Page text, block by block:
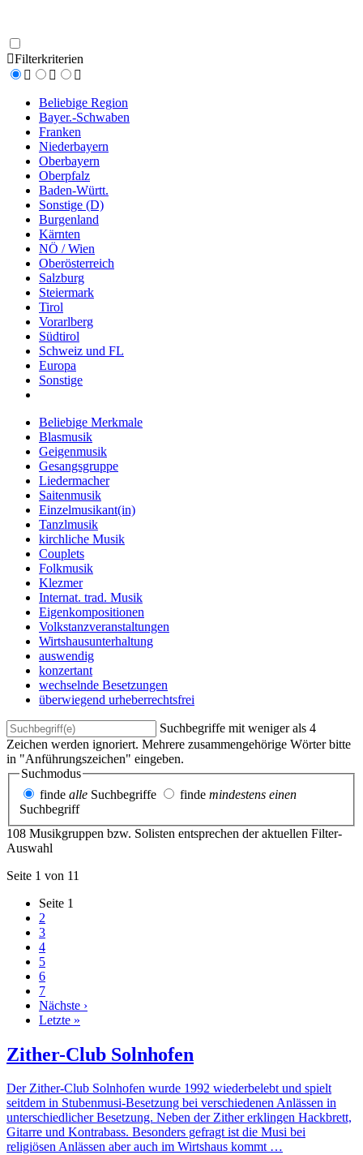
Filterkriterien
Beliebige Region
Bayer.-Schwaben
Franken
Niederbayern
Oberbayern
Oberpfalz
Baden-Württ.
Sonstige (D)
Burgenland
Kärnten
NÖ / Wien
Oberösterreich
Salzburg
Steiermark
Tirol
Vorarlberg
Südtirol
Schweiz und FL
Europa
Sonstige
Beliebige Merkmale
Blasmusik
Geigenmusik
Gesangsgruppe
Liedermacher
Saitenmusik
Einzelmusikant(in)
Tanzlmusik
kirchliche Musik
Couplets
Folkmusik
Klezmer
Internat. trad. Musik
Eigenkompositionen
Volkstanzveranstaltungen
Wirtshausunterhaltung
auswendig
konzertant
wechselnde Besetzungen
überwiegend urheberrechtsfrei
Suchbegriffe mit weniger als 4
Zeichen werden ignoriert. Mehrere zusammengehörige Wörter bitte
in "Anführungszeichen" eingeben.
Suchmodus
finde alle Suchbegriffe finde mindestens einen
Suchbegriff
108 Musikgruppen bzw. Solisten entsprechen der aktuellen Filter-
Auswahl
Seite 1 von 11
Seite 1
2
3
4
5
6
7
Nächste ›
Letzte »
Zither-Club Solnhofen
Der Zither-Club Solnhofen wurde 1992 wiederbelebt und spielt
seitdem in Stubenmusi-Besetzung bei verschiedenen Anlässen in
unterschiedlicher Besetzung. Neben der Zither erklingen Hackbrett,
Gitarre und Kontrabass. Besonders gefragt ist die Musi bei
religiösen Anlässen aber auch im Wirtshaus kommt …